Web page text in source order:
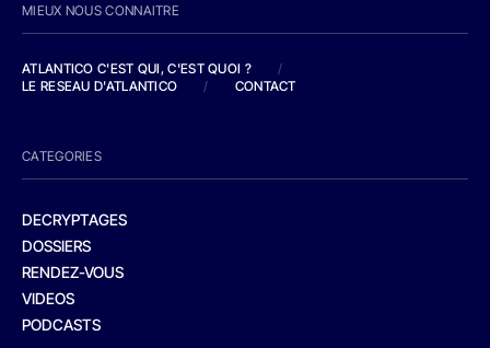
MIEUX NOUS CONNAITRE
ATLANTICO C'EST QUI, C'EST QUOI ?
/
LE RESEAU D'ATLANTICO
/ CONTACT
CATEGORIES
DECRYPTAGES
DOSSIERS
RENDEZ-VOUS
VIDEOS
PODCASTS